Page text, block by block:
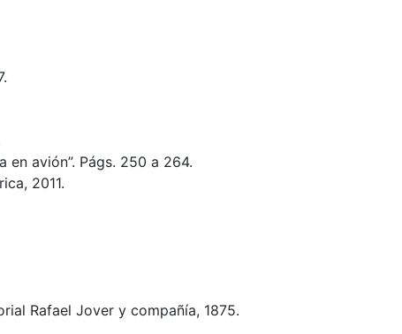
en avión”. Págs. 250 a 264.
2011.
Rafael Jover y compañía, 1875.